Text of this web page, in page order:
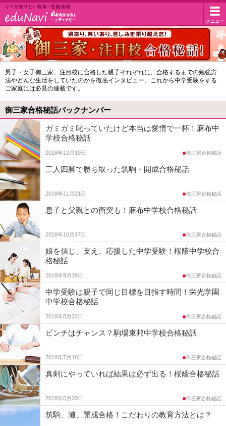
イ
ン
タ
ー
エ
デ
ュ・
ド
ッ
ト
コ
ム
エ
デ
ュ
ナ
ビ
マ
マ
が
知
り
た
教
育・
受
験
情
報
メニュー
御
三
家
合
格
秘
話
男子・女子御三家、注目校に合格した親子それぞれに、合格するまでの勉強方
法やどんな生活をしていたのかを徹底インタビュー。これから中学受験をする
ご家庭には必見の連載です。
御三家合格秘話バックナンバー
ガミガミ叱っていたけど本当は愛情で一杯！麻布中
学校合格秘話
2018年12月19日 御三家合格秘話
三人四脚で勝ち取った筑駒・開成合格秘話
2018年11月21日 御三家合格秘話
息子と父親との衝突も！麻布中学校合格秘話
2018年10月17日 御三家合格秘話
娘を信じ、支え、応援した中学受験！桜蔭中学校合
格秘話
2018年9月19日 御三家合格秘話
中学受験は親子で同じ目標を目指す時間！栄光学園
中学校合格秘話
2018年8月22日 御三家合格秘話
ピンチはチャンス？駒場東邦中学校合格秘話
2018年7月18日 御三家合格秘話
真剣にやっていれば結果は必ず出る！桜蔭合格秘話
2018年6月20日 御三家合格秘話
筑駒、灘、開成合格！こだわりの教育方法とは？